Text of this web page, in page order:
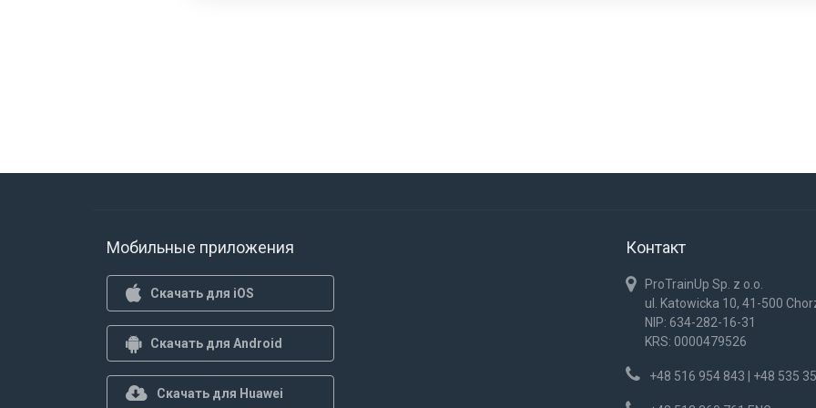
Мобильные приложения
Скачать для iOS
Скачать для Android
Скачать для Huawei
Контакт
ProTrainUp Sp. z o.o.
ul. Katowicka 10, 41-500
NIP: 634-282-16-31
KRS: 0000479526
+48 516 954 843 | +48 535